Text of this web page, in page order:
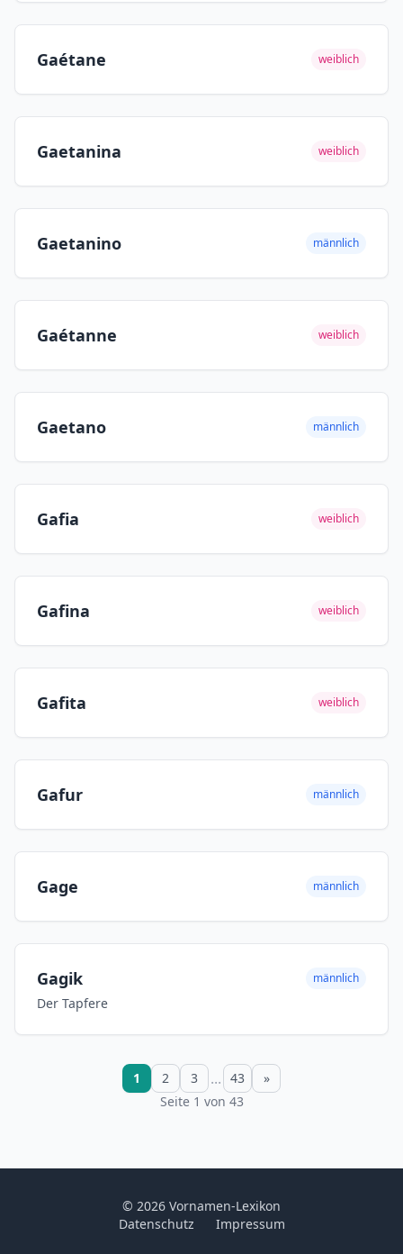
Gaétane weiblich
Gaetanina weiblich
Gaetanino männlich
Gaétanne weiblich
Gaetano männlich
Gafia weiblich
Gafina weiblich
Gafita weiblich
Gafur männlich
Gage männlich
Gagik männlich
Der Tapfere
1 2 3 ... 43
»
Seite 1 von 43
© 2026 Vornamen-Lexikon
Datenschutz
Impressum